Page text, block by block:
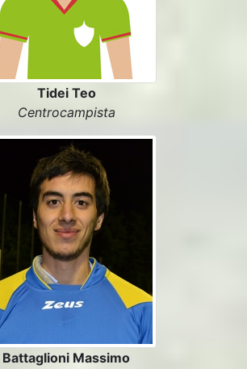
Tidei Teo
Centrocampista
Battaglioni Massimo